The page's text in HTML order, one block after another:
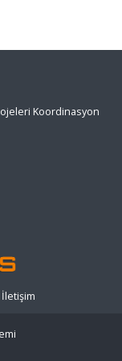
Koordinasyon
İletişim